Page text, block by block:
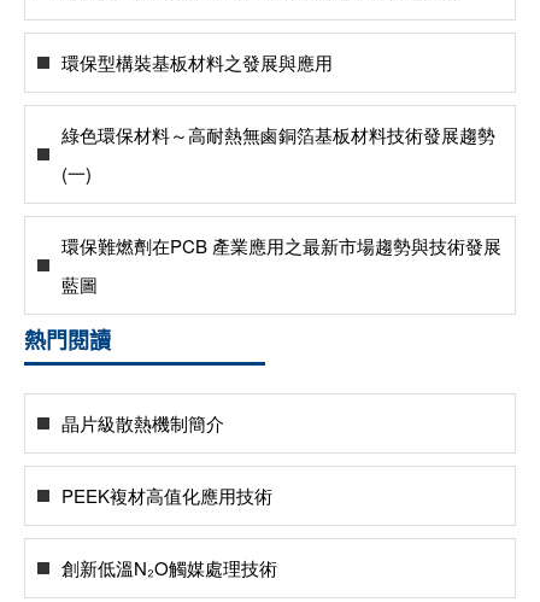
環保型構裝基板材料之發展與應用
綠色環保材料～高耐熱無鹵銅箔基板材料技術發展趨勢
(一)
環保難燃劑在PCB 產業應用之最新市場趨勢與技術發展
藍圖
熱門閱讀
晶片級散熱機制簡介
PEEK複材高值化應用技術
創新低溫N₂O觸媒處理技術